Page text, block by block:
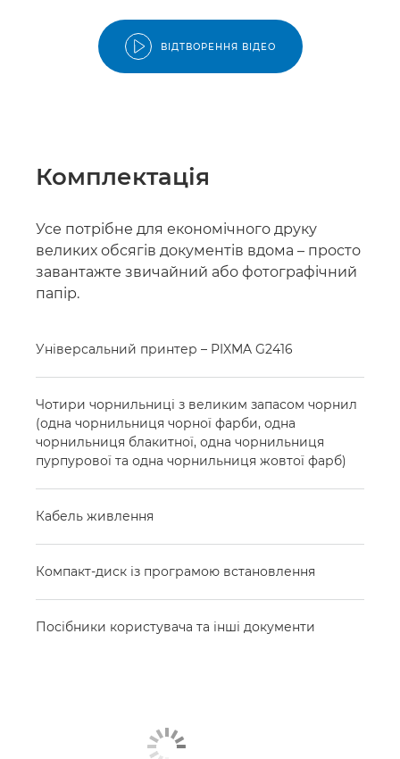
ВІДТВОРЕННЯ ВІДЕО
Комплектація
Усе потрібне для економічного друку
великих обсягів документів вдома – просто
завантажте звичайний або фотографічний
папір.
Універсальний принтер – PIXMA G2416
Чотири чорнильниці з великим запасом чорнил
(одна чорнильниця чорної фарби, одна
чорнильниця блакитної, одна чорнильниця
пурпурової та одна чорнильниця жовтої фарб)
Кабель живлення
Компакт-диск із програмою встановлення
Посібники користувача та інші документи